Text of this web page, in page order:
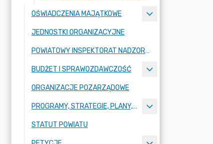
OŚWIADCZENIA MAJĄTKOWE
JEDNOSTKI ORGANIZACYJNE
POWIATOWY INSPEKTORAT NADZORU BUDOWLANEGO
BUDŻET I SPRAWOZDAWCZOŚĆ
ORGANIZACJE POZARZĄDOWE
PROGRAMY, STRATEGIE, PLANY, RAPORTY
STATUT POWIATU